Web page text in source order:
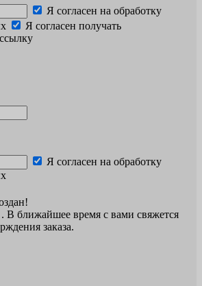
Я согласен на обработку
Я согласен получать
Я согласен на обработку
. В ближайшее время с вами свяжется
заказа.